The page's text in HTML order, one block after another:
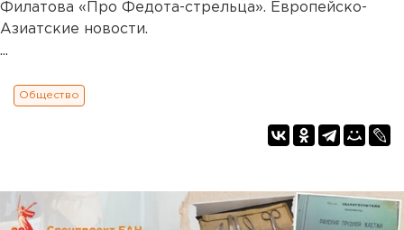
Филатова «Про Федота-стрельца». Европейско-
Азиатские новости.
...
Общество